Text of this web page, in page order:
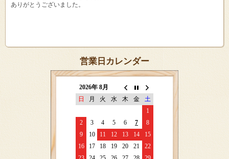
ありがとうございました。
営業日カレンダー
2026年 8月
日
月 火 水 木 金
土
1
2
3 4 5 6 7
8
9
10 11 12 13 14
15
16
17 18 19 20 21
22